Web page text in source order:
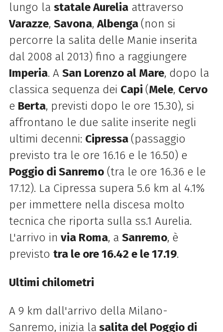
lungo la statale Aureliaattraverso
Varazze, Savona,Albenga(non si
percorre la salita delle Manie inserita
dal 2008 al 2013) fino a raggiungere
Imperia. A San Lorenzo al Mare, dopo la
classica sequenza dei Capi (Mele, Cervo
e Berta, previsti dopo le ore 15.30), si
affrontano le due salite inserite negli
ultimi decenni: Cipressa(passaggio
previsto tra le ore 16.16 e le 16.50) e
Poggio di Sanremo(tra le ore 16.36 e le
17.12). La Cipressa supera 5.6 km al 4.1%
per immettere nella discesa molto
tecnica che riporta sulla ss.1 Aurelia.
L'arrivo in via Roma, a Sanremo, è
previsto tra le ore 16.42 e le 17.19.
Ultimi chilometri
A 9 km dall'arrivo della Milano-
Sanremo, inizia la salita del Poggio di